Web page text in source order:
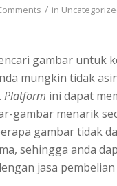
/ in
gambar untuk
mungkin tidak
Platform ini dapat
gambar menarik
gambar tidak
sehingga anda
jasa pembelian